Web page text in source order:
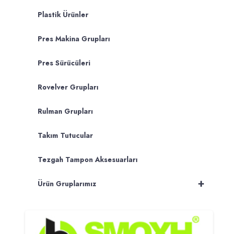
Plastik Ürünler
Pres Makina Grupları
Pres Sürücüleri
Rovelver Grupları
Rulman Grupları
Takım Tutucular
Tezgah Tampon Aksesuarları
+
Ürün Gruplarımız